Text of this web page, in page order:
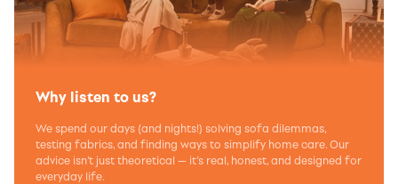
Why listen to us?
We spend our days (and nights!) solving sofa dilemmas,
testing fabrics, and finding ways to simplify home care. Our
advice isn’t just theoretical — it’s real, honest, and designed for
everyday life.